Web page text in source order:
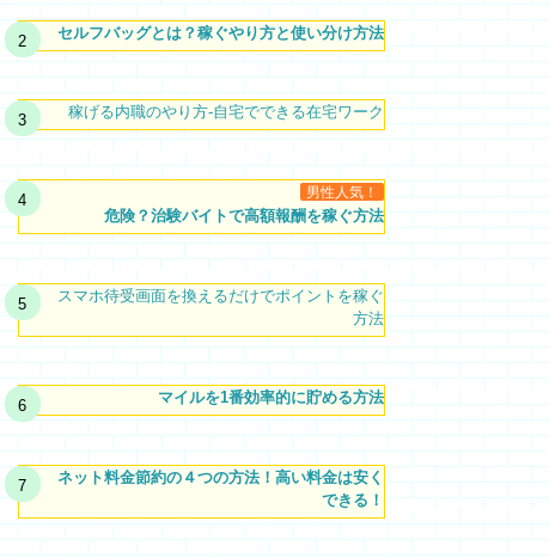
セルフバッグとは？稼ぐやり方と使い分け方法
稼げる内職のやり方-自宅でできる在宅ワーク
男性人気！
危険？治験バイトで高額報酬を稼ぐ方法
スマホ待受画面を換えるだけでポイントを稼ぐ
方法
マイルを1番効率的に貯める方法
ネット料金節約の４つの方法！高い料金は安く
できる！